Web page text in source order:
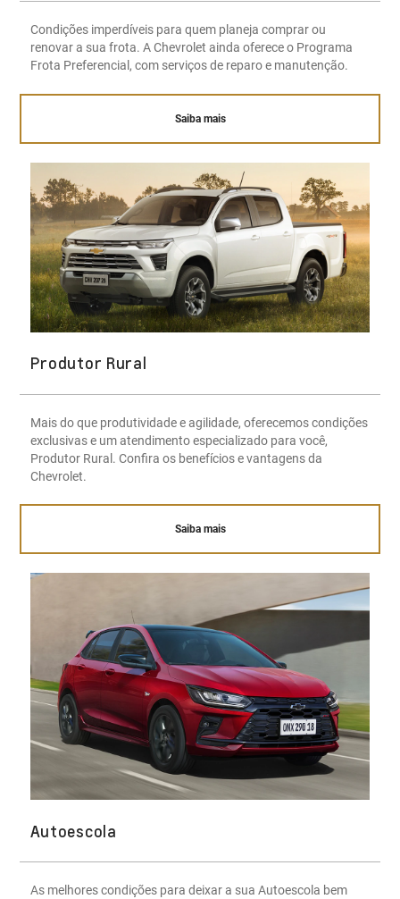
Condições imperdíveis para quem planeja comprar ou
renovar a sua frota. A Chevrolet ainda oferece o Programa
Frota Preferencial, com serviços de reparo e manutenção.
Saiba mais
Produtor Rural
Mais do que produtividade e agilidade, oferecemos condições
exclusivas e um atendimento especializado para você,
Produtor Rural. Confira os benefícios e vantagens da
Chevrolet.
Saiba mais
Autoescola
As melhores condições para deixar a sua Autoescola bem